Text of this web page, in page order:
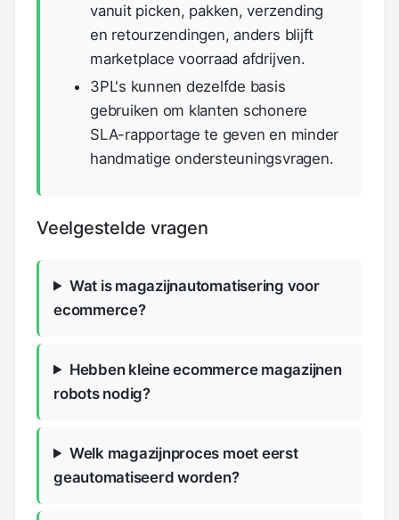
vanuit picken, pakken, verzending
en retourzendingen, anders blijft
marketplace voorraad afdrijven.
3PL's kunnen dezelfde basis
gebruiken om klanten schonere
SLA-rapportage te geven en minder
handmatige ondersteuningsvragen.
Veelgestelde vragen
Wat is magazijnautomatisering voor
ecommerce?
Hebben kleine ecommerce magazijnen
robots nodig?
Welk magazijnproces moet eerst
geautomatiseerd worden?